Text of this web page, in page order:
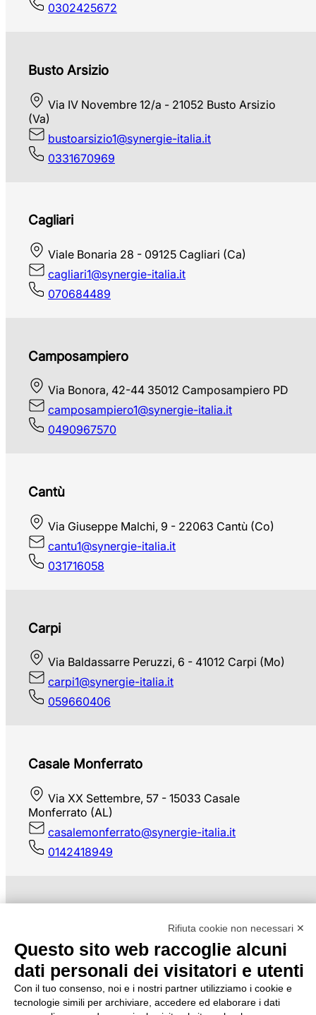
0302425672
Busto Arsizio
Via IV Novembre 12/a - 21052 Busto Arsizio
(Va)
bustoarsizio1@synergie-italia.it
0331670969
Cagliari
Viale Bonaria 28 - 09125 Cagliari (Ca)
cagliari1@synergie-italia.it
070684489
Camposampiero
Via Bonora, 42-44 35012 Camposampiero PD
camposampiero1@synergie-italia.it
0490967570
Cantù
Via Giuseppe Malchi, 9 - 22063 Cantù (Co)
cantu1@synergie-italia.it
031716058
Carpi
Via Baldassarre Peruzzi, 6 - 41012 Carpi (Mo)
carpi1@synergie-italia.it
059660406
Casale Monferrato
Via XX Settembre, 57 - 15033 Casale
Monferrato (AL)
casalemonferrato@synergie-italia.it
0142418949
Via Gasparri, 18 - 81100 Caserta
caserta1@synergie-italia.it
0823320170
Rifiuta cookie non necessari ✕
Questo sito web raccoglie alcuni
dati personali dei visitatori e utenti
Con il tuo consenso, noi e i nostri partner utilizziamo i cookie e
tecnologie simili per archiviare, accedere ed elaborare i dati